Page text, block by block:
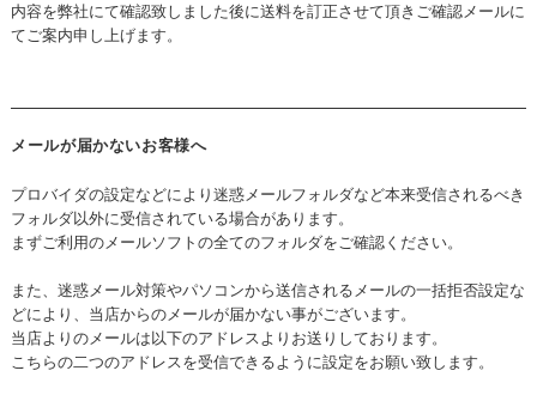
内容を弊社にて確認致しました後に送料を訂正させて頂きご確認メールに
てご案内申し上げます。
メールが届かないお客様へ
プロバイダの設定などにより迷惑メールフォルダなど本来受信されるべき
フォルダ以外に受信されている場合があります。
まずご利用のメールソフトの全てのフォルダをご確認ください。
また、迷惑メール対策やパソコンから送信されるメールの一括拒否設定な
どにより、当店からのメールが届かない事がございます。
当店よりのメールは以下のアドレスよりお送りしております。
こちらの二つのアドレスを受信できるように設定をお願い致します。